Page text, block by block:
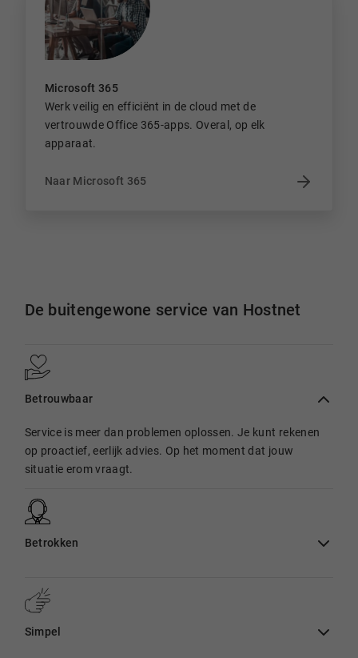
Microsoft 365
Werk veilig en efficiënt in de cloud met de
vertrouwde Office 365-apps. Overal, op elk
apparaat.
Naar Microsoft 365
De buitengewone service van Hostnet
Betrouwbaar
Service is meer dan problemen oplossen. Je kunt rekenen
op proactief, eerlijk advies. Op het moment dat jouw
situatie erom vraagt.
Betrokken
Simpel